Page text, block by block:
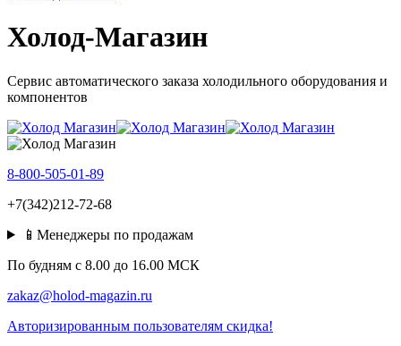
Холод-Магазин
Сервис автоматического заказа холодильного оборудования и
компонентов
8-800-505-01-89
+7(342)212-72-68
📱Менеджеры по продажам
По будням c 8.00 до 16.00 МСК
zakaz@holod-magazin.ru
Авторизированным пользователям скидка!